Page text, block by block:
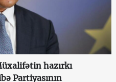
hazırkı
Partiyasının